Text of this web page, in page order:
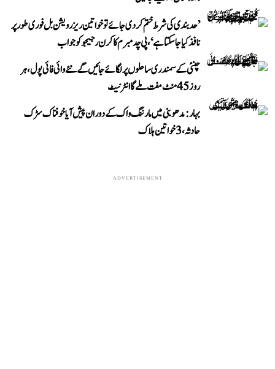
’حد بندی کی شرط ختم کر دی جائے تو خواتین ریزرویشن بل فوری طور پر
نافذ کیا جا سکتا ہے‘، پی چدمبرم کا کرن رجیجو کو جواب
چنئی کے سمندری ساحلوں پر لگائے جائیں گے نئے وائی فائی پول، ہر
روز 45 منٹ مفت ملے گا انٹرنیٹ
بہار: مدھوبنی میں مارننگ واک کے دوران پیش آیا خوفناک سڑک
حادثہ، 3 خواتین ہلاک
ADVERTISEMENT